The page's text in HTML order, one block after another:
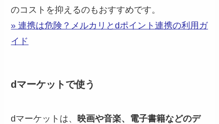
のコストを抑えるのもおすすめです。
» 連携は危険？メルカリとdポイント連携の利用ガ
イド
dマーケットで使う
dマーケットは、
映画や音楽、電子書籍などのデ